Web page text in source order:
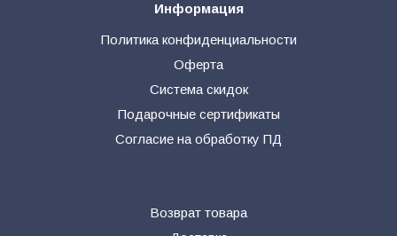
Информация
Политика конфиденциальности
Оферта
Система скидок
Подарочные сертификаты
Согласие на обработку ПД
Возврат товара